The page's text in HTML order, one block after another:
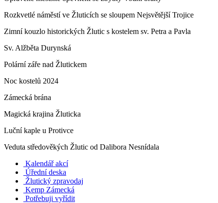
Rozkvetlé náměstí ve Žluticích se sloupem Nejsvětější Trojice
Zimní kouzlo historických Žlutic s kostelem sv. Petra a Pavla
Sv. Alžběta Durynská
Polární záře nad Žlutickem
Noc kostelů 2024
Zámecká brána
Magická krajina Žluticka
Luční kaple u Protivce
Veduta středověkých Žlutic od Dalibora Nesnídala
Kalendář akcí
Úřední deska
Žlutický zpravodaj
Kemp Zámecká
Potřebuji vyřídit